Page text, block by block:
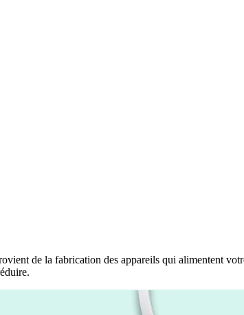
de la fabrication des appareils qui alimentent